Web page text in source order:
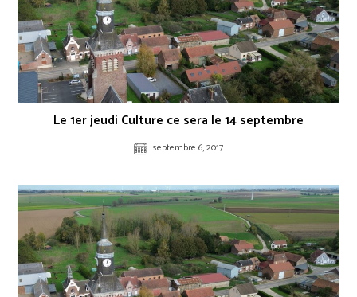
Le 1er jeudi Culture ce sera le 14 septembre
septembre 6, 2017